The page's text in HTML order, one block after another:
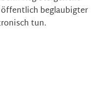
beglaubigter
tun.